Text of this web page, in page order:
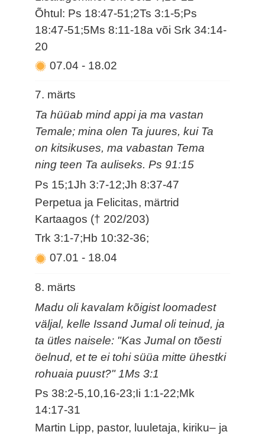
Õhtul: Ps 18:47-51;2Ts 3:1-5;Ps
18:47-51;5Ms 8:11-18a või Srk 34:14-
20
07.04- 18.02
7. märts
Ta hüüab mind appi ja ma vastan
Temale; mina olen Ta juures, kui Ta
on kitsikuses, ma vabastan Tema
ning teen Ta auliseks. Ps 91:15
Ps 15;1Jh 3:7-12;Jh 8:37-47
Perpetua ja Felicitas, märtrid
Kartaagos († 202/203)
Trk 3:1-7;Hb 10:32-36;
07.01- 18.04
8. märts
Madu oli kavalam kõigist loomadest
väljal, kelle Issand Jumal oli teinud, ja
ta ütles naisele: "Kas Jumal on tõesti
öelnud, et te ei tohi süüa mitte ühestki
rohuaia puust?" 1Ms 3:1
Ps 38:2-5,10,16-23;Ii 1:1-22;Mk
14:17-31
Martin Lipp, pastor, luuletaja, kiriku– ja